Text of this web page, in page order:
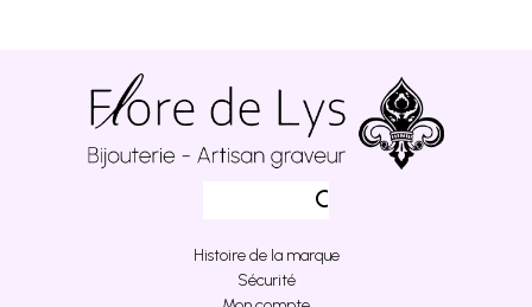
Histoire de la marque
Sécurité